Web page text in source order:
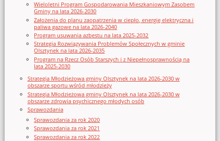
Wieloletni Program Gospodarowania Mieszkaniowym Zasobem
Gminy na lata 2026-2030
Założenia do planu zaopatrzenia w ciepło, energię elektryczna i
paliwa gazowe na lata 2026-2040
Program usuwania azbestu na lata 2025-2032
Strategia Rozwiązywania Problemów Społecznych w gminie
Olsztynek na lata 2026-2035
Program na Rzecz Osób Starszych i z Niepełnosprawnością na
lata 2025-2030
Strategia Młodzieżowa gminy Olsztynek na lata 2026-2030 w
obszarze sportu wśród młodzieży
Strategia Młodzieżowa gminy Olsztynek na lata 2026-2030 w
obszarze zdrowia psychicznego młodych osób
Sprawozdania
Sprawozdania za rok 2020
Sprawozdania za rok 2021
Sprawozdania za rok 2022